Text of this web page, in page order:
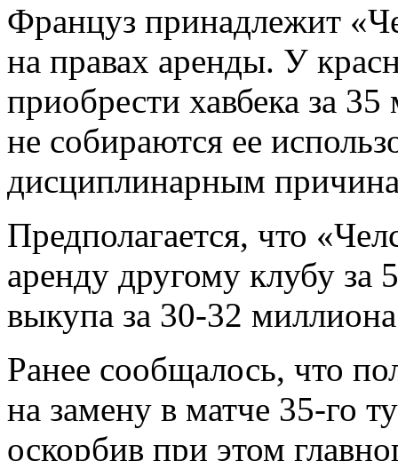
Француз принадлежит
на правах аренды. У
приобрести хавбека за
не собираются ее
дисциплинарным
Предполагается, что
аренду другому клубу за
выкупа за 30-32
Ранее сообщалось, что
на замену в матче 35-го
оскорбив при этом